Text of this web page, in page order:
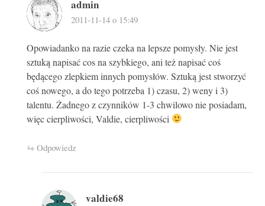
admin
2011-11-14 o 15:49
Opowiadanko na razie czeka na lepsze pomysły. Nie jest
sztuką napisać cos na szybkiego, ani też napisać coś
będącego zlepkiem innych pomysłów. Sztuką jest stworzyć
coś nowego, a do tego potrzeba 1) czasu, 2) weny i 3)
talentu. Żadnego z czynników 1-3 chwilowo nie posiadam,
więc cierpliwości, Valdie, cierpliwości
Odpowiedz
valdie68